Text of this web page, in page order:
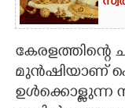
മുന്‍ഷിയാണ്